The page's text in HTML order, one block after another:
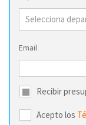
Email
Recibir
Acepto los